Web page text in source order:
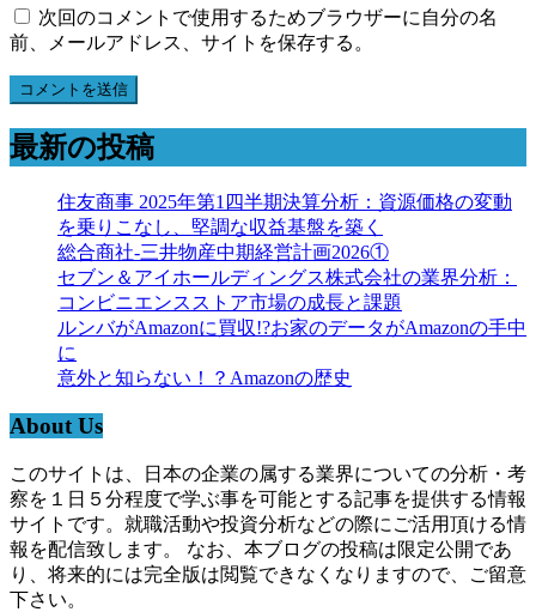
次回のコメントで使用するためブラウザーに自分の名
前、メールアドレス、サイトを保存する。
最新の投稿
住友商事 2025年第1四半期決算分析：資源価格の変動
を乗りこなし、堅調な収益基盤を築く
総合商社-三井物産中期経営計画2026①
セブン＆アイホールディングス株式会社の業界分析：
コンビニエンスストア市場の成長と課題
ルンバがAmazonに買収!?お家のデータがAmazonの手中
に
意外と知らない！？Amazonの歴史
About Us
このサイトは、日本の企業の属する業界についての分析・考
察を１日５分程度で学ぶ事を可能とする記事を提供する情報
サイトです。就職活動や投資分析などの際にご活用頂ける情
報を配信致します。 なお、本ブログの投稿は限定公開であ
り、将来的には完全版は閲覧できなくなりますので、ご留意
下さい。